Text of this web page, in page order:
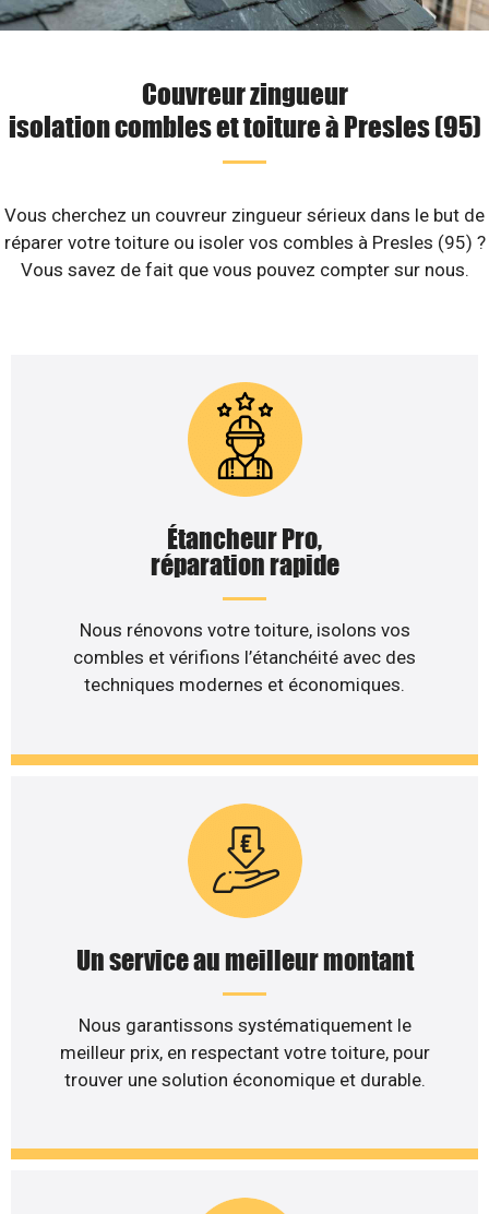
Couvreur zingueur
isolation combles et toiture à Presles (95)
Vous cherchez un couvreur zingueur sérieux dans le but de
réparer votre toiture ou isoler vos combles à Presles (95) ?
Vous savez de fait que vous pouvez compter sur nous.
Étancheur Pro,
réparation rapide
Nous rénovons votre toiture, isolons vos
combles et vérifions l’étanchéité avec des
techniques modernes et économiques.
Un service au meilleur montant
Nous garantissons systématiquement le
meilleur prix, en respectant votre toiture, pour
trouver une solution économique et durable.